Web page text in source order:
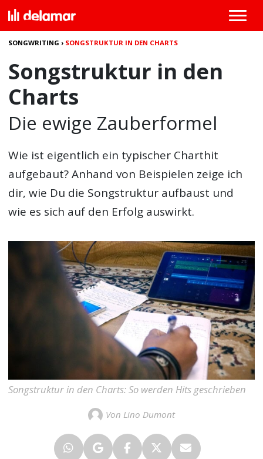
SONGWRITING › SONGSTRUKTUR IN DEN CHARTS
Songstruktur in den
Charts
Die ewige Zauberformel
Wie ist eigentlich ein typischer Charthit
aufgebaut? Anhand von Beispielen zeige ich
dir, wie Du die Songstruktur aufbaust und
wie es sich auf den Erfolg auswirkt.
Songstruktur in den Charts: So werden Hits geschrieben
Von Lino Dumont